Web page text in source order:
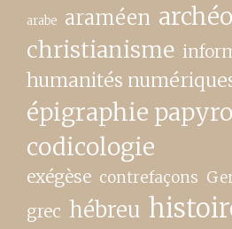
arabe araméen
christianisme
humanités
épigraphie
codicologie
exégèse contrefaçons
grec hébreu